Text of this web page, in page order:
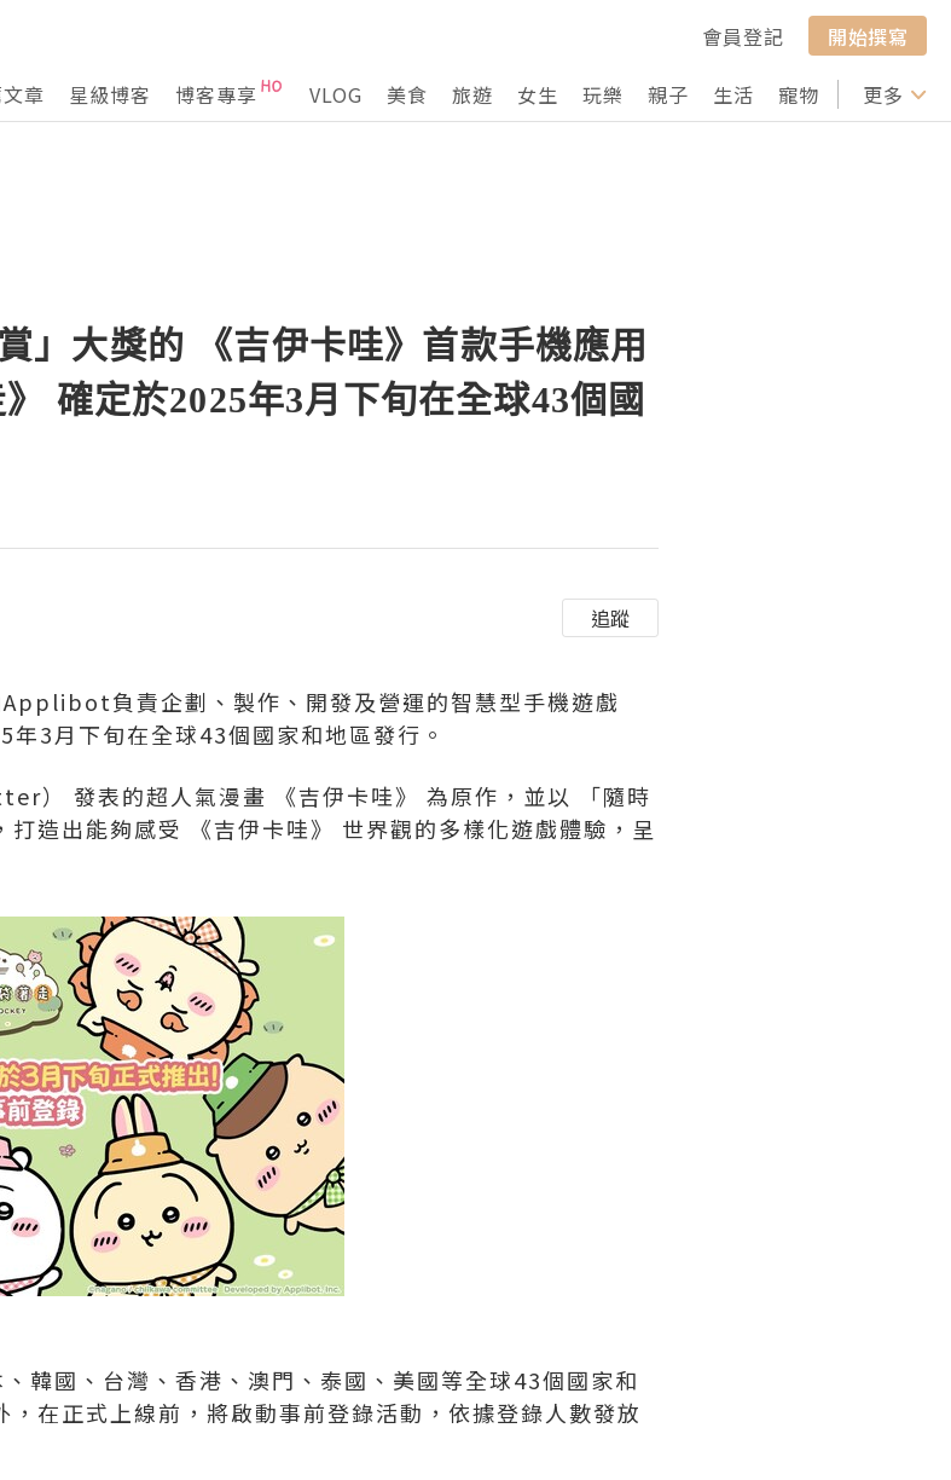
會員登記
開始撰寫
章 星級博客 博客專享 VLOG 美食 旅遊 女生 玩樂 親子 生活 寵物 行山 打卡
更多
」大獎的 《吉伊卡哇》首款手機應用
確定於2025年3月下旬在全球43個國
追蹤
負責企劃、製作、開發及營運的智慧型手機遊戲
年3月下旬在全球43個國家和地區發行。
） 發表的超人氣漫畫 《吉伊卡哇》 為原作，並以 「隨時
造出能夠感受 《吉伊卡哇》 世界觀的多樣化遊戲體驗，呈
韓國、台灣、香港、澳門、泰國、美國等全球43個國家和
在正式上線前，將啟動事前登錄活動，依據登錄人數發放